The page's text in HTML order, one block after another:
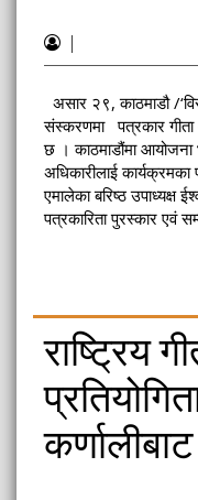
असार २९, काठमाडौ /
संस्करणमा पत्रकार गीता
छ । काठमाडौंमा आयोजना
अधिकारीलाई
एमालेका बरिष्ठ उपाध्यक्ष
पत्रकारिता पुरस्कार एवं
राष्ट्रिय